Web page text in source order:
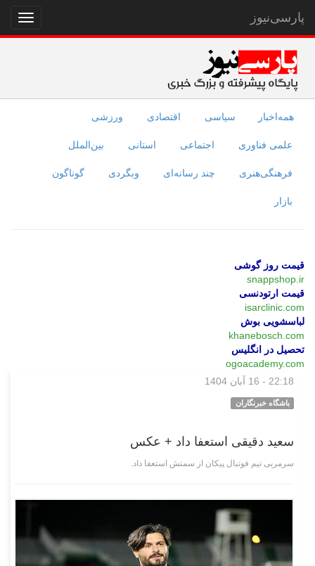
نمایش
منو
پارسی‌نیوز
همه‌اخبار سیاسی اقتصادی ورزشی
علمی فناوری اجتماعی استانی بین‌الملل
فرهنگی‌هنری چند رسانه‌ای وبگردی گوناگون
بازار
قیمت روز گوشی
snappshop.ir
قیمت ارتودنسی
isarclinic.com
لباسشویی بوش
khanebosch.com
تحصیل در انگلیس
ogoacademy.com
22:18 - 16 آبان 1404
باشگاه خبرنگاران
سعید دقیقی استعفا داد + عکس
سرمربی تیم فوتبال پیکان از سمتش استعفا داد.